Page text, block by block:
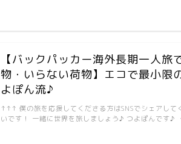
【バックパッカー海外長期一人旅
物・いらない荷物】エコで最小限
よぽん流♪
↑↑↑ 僕の旅を応援してくださる方はSNSでシェアして
いです！ 一緒に世界を旅しましょう♪ つよぽんです